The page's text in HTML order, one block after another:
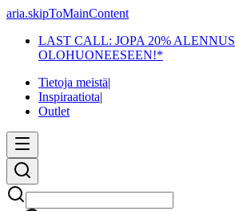
aria.skipToMainContent
LAST CALL: JOPA 20% ALENNUS
OLOHUONEESEEN!*
Tietoja meistä|
Inspiraatiota|
Outlet
Etsi